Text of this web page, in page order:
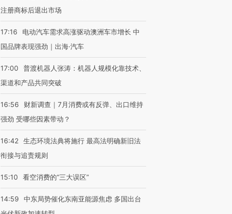
注册商标后退出市场
17:16
电动汽车需求高涨驱动澳洲车市增长 中
国品牌表现强劲｜出海·汽车
17:00
普渡机器人张涛：机器人规模化靠技术、
渠道和产品共同突破
16:56
财新调查｜7月消费或有反弹、出口维持
强劲 受哪些因素带动？
16:42 生态环境法典将施行 最高法明确新旧法
衔接与追责规则
15:10 看空消费的“三大误区”
14:59
中东局势催化东南亚能源焦虑 多国出台